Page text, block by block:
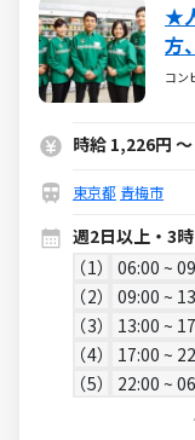
★
方
中
コン
時給 1,226円
東京都 青梅市
週2日以上・3
1
06:00 ~
2 09:00 ~
3 13:00 ~
4 17:00 ~
5 22:00 ~